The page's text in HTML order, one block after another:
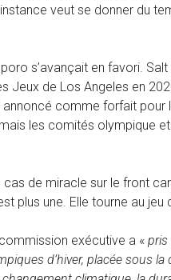
veut se donner du
s’avançait en favori.
Jeux de Los Angeles en
comme forfait
les comités olympique
de miracle sur le front
plus une. Elle tourne au jeu
exécutive a « pris
d’hiver, placée sous la